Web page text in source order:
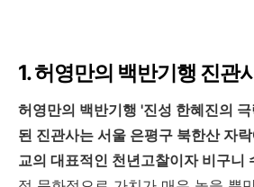
1. 허영만의 백반기행 진관
허영만의 백반기행 '진성 한혜진의
된 진관사는 서울 은평구 북한산 자
교의 대표적인 천년고찰이자 비구니